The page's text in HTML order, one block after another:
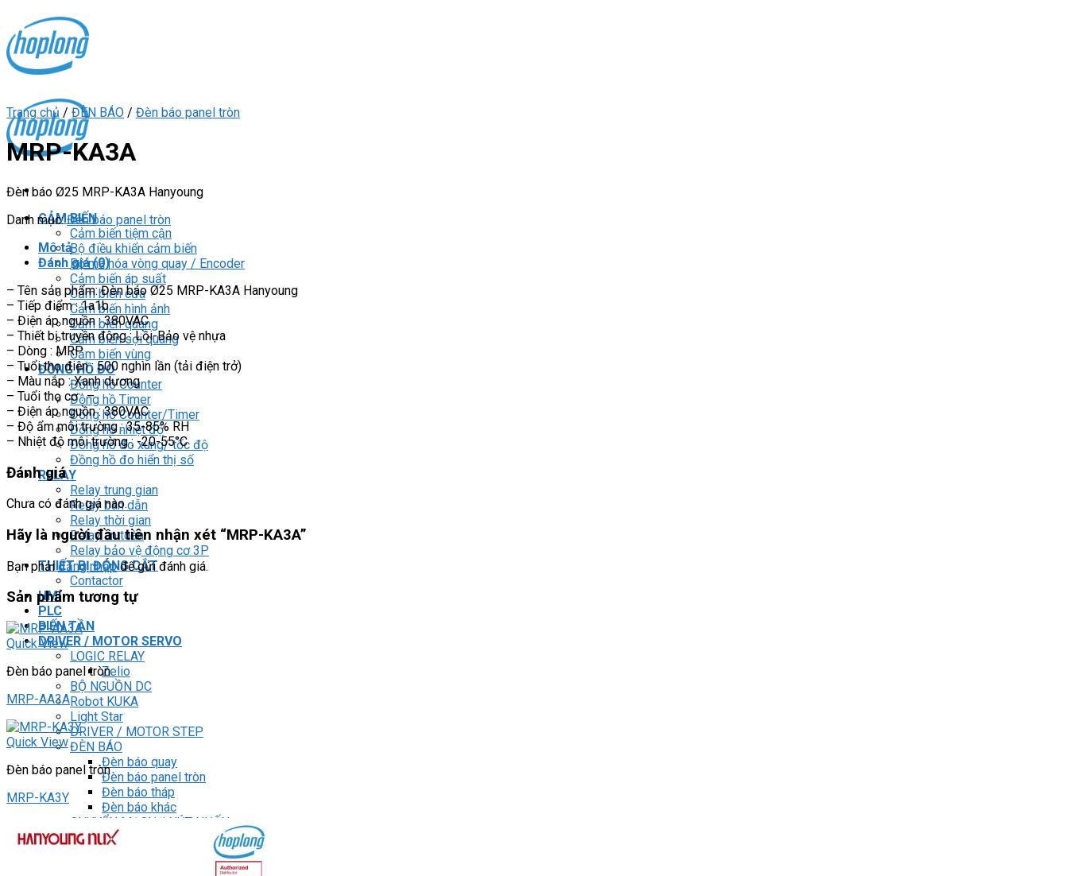
content
CẢM BIẾN
Cảm biến tiệm cận
Bộ điều khiển cảm biến
Bộ mã hóa vòng quay / Encoder
Cảm biến áp suất
Cảm biến cửa
Cảm biến hình ảnh
Cảm biến quang
Cảm biến sợi quang
Cảm biến vùng
ĐỒNG HỒ ĐO
Đồng hồ Counter
Đồng hồ Timer
Đồng hồ Counter/Timer
Đồng hồ nhiệt độ
Đồng hồ đo xung/ tốc độ
Đồng hồ đo hiển thị số
RELAY
Relay trung gian
Relay bán dẫn
Relay thời gian
Relay an toàn
Relay bảo vệ động cơ 3P
THIẾT BỊ ĐÓNG CẮT
Contactor
HMI
PLC
BIẾN TẦN
DRIVER / MOTOR SERVO
LOGIC RELAY
Zelio
BỘ NGUỒN DC
Robot KUKA
Light Star
DRIVER / MOTOR STEP
ĐÈN BÁO
Đèn báo quay
Đèn báo panel tròn
Đèn báo tháp
Đèn báo khác
CHUYỂN MẠCH / NÚT NHẤN
Chuyển mạch có khóa
Trang chủ / ĐÈN BÁO / Đèn báo panel tròn
MRP-KA3A
Đèn báo Ø25 MRP-KA3A Hanyoung
Danh mục:Đèn báo panel tròn
Mô tả
Đánh giá (0)
– Tên sản phẩm: Đèn báo Ø25 MRP-KA3A Hanyoung
– Tiếp điểm : 1a1b
– Điện áp nguồn : 380VAC
– Thiết bị truyền động : Lồi-Bảo vệ nhựa
– Dòng : MRP
– Tuổi thọ điện : 500 nghìn lần (tải điện trở)
– Màu nắp : Xanh dương
– Tuổi thọ cơ : –
– Điện áp nguồn : 380VAC
– Độ ẩm môi trường : 35-85% RH
– Nhiệt độ môi trường : -20-55°C
Đánh giá
Chưa có đánh giá nào.
Hãy là người đầu tiên nhận xét “MRP-KA3A”
Bạn phải đăng nhậpđể gửi đánh giá.
Sản phẩm tương tự
Quick View
Đèn báo panel tròn
MRP-AA3A
Quick View
Đèn báo panel tròn
MRP-KA3Y